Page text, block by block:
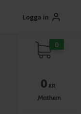
Logga in
0
0 KR